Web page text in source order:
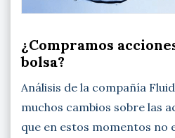
¿Compramos
bolsa?
Análisis de la compañía
muchos cambios sobre las
que en estos momentos no